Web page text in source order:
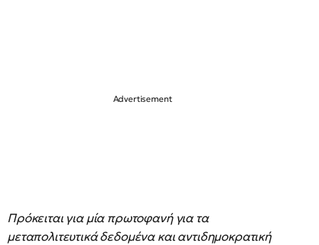
Πρόκειται για μία πρωτοφανή για τα
μεταπολιτευτικά δεδομένα και αντιδημοκρατική